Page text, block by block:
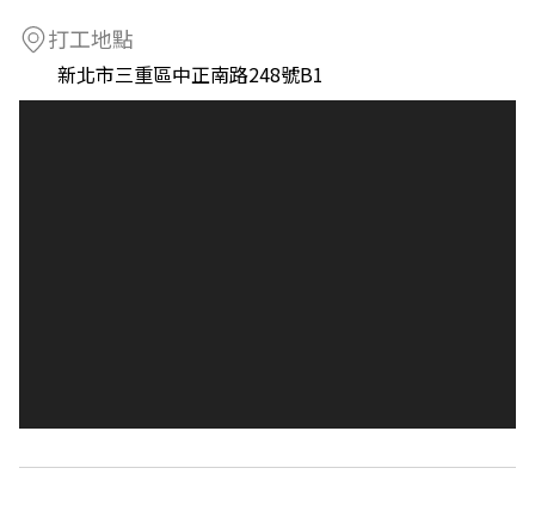
打工地點
新北市三重區中正南路248號B1